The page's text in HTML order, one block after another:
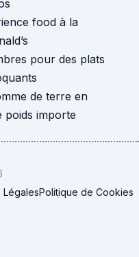
food à la
pour des plats
de terre en
poids importe
LégalesPolitique de Cookies